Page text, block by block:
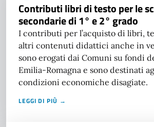
Contributi libri di testo per le
secondarie di 1° e 2° grado
I contributi per l’acquisto di libri,
altri contenuti didattici anche in
sono erogati dai Comuni su fondi
Emilia-Romagna e sono destinati
condizioni economiche disagiate.
LEGGI DI PIÙ →